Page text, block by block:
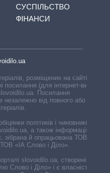
СУСПІЛЬСТВО
ФІНАНСИ
розміщених на сайті,
посилання (для інтернет-видань
Посилання
незалежно від повного або
політиків і чиновників,
а також інформація про
зібрана й опрацьована ТОВ «ІА
«ІА Слово і Діло».
slovoidilo.ua, створені ГО
Слово і Діло» і є власністю